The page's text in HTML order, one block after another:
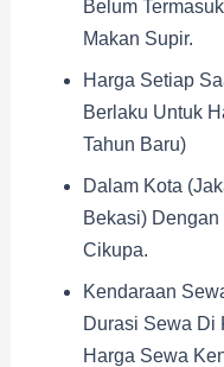
Belum
Makan Supir.
Harga Setiap
Berlaku Untuk
Tahun Baru)
Dalam Kota
Bekasi)
Cikupa.
Kendaraan
Durasi Sewa Di
Harga Sewa